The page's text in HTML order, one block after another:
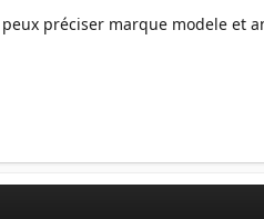
préciser marque modele et